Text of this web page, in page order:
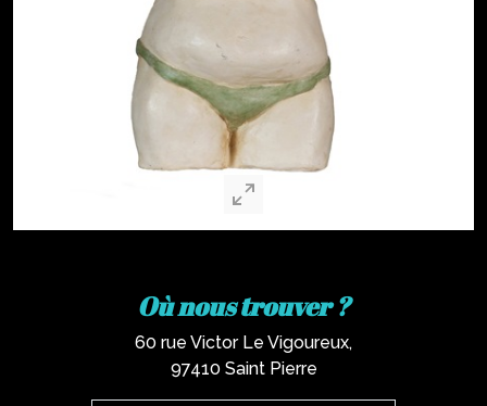
Où nous trouver ?
60 rue Victor Le Vigoureux,
97410 Saint Pierre